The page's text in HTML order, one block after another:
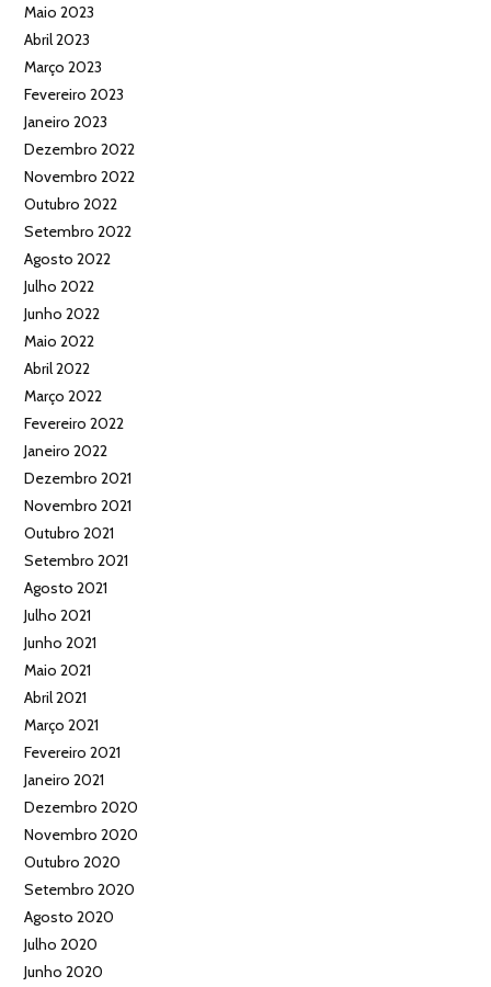
Maio 2023
Abril 2023
Março 2023
Fevereiro 2023
Janeiro 2023
Dezembro 2022
Novembro 2022
Outubro 2022
Setembro 2022
Agosto 2022
Julho 2022
Junho 2022
Maio 2022
Abril 2022
Março 2022
Fevereiro 2022
Janeiro 2022
Dezembro 2021
Novembro 2021
Outubro 2021
Setembro 2021
Agosto 2021
Julho 2021
Junho 2021
Maio 2021
Abril 2021
Março 2021
Fevereiro 2021
Janeiro 2021
Dezembro 2020
Novembro 2020
Outubro 2020
Setembro 2020
Agosto 2020
Julho 2020
Junho 2020